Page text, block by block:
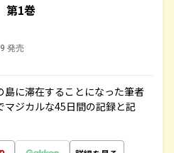
1巻
発売
に滞在することになった筆者
ジカルな45日間の記録と記